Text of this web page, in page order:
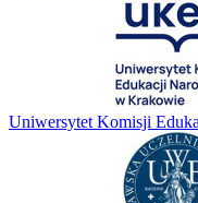
Uniwersytet Komisji